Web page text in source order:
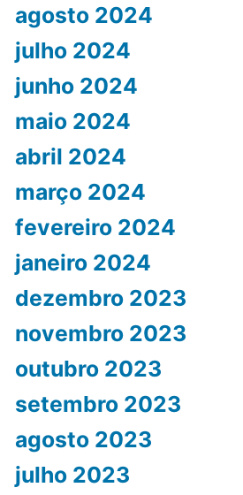
agosto 2024
julho 2024
junho 2024
maio 2024
abril 2024
março 2024
fevereiro 2024
janeiro 2024
dezembro 2023
novembro 2023
outubro 2023
setembro 2023
agosto 2023
julho 2023